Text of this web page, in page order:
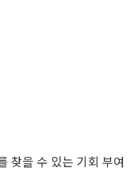
찾을 수 있는 기회 부여